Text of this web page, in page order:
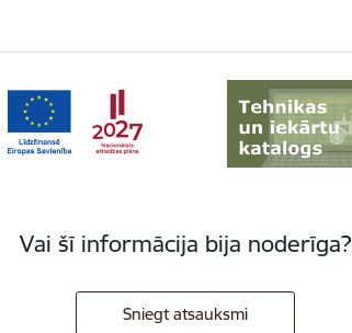
Vai šī informācija bija noderīga?
Sniegt atsauksmi